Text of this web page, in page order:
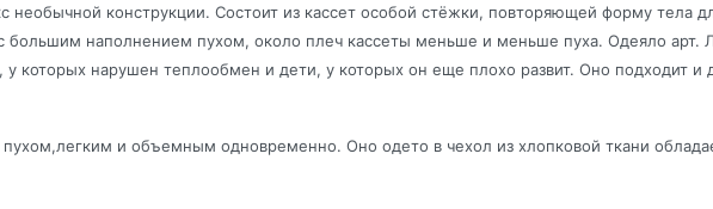
необычной конструкции. Состоит из кассет особой стёжки, повторяющей форму тела
большим наполнением пухом, около плеч кассеты меньше и меньше пуха. Одеяло арт.
нарушен теплообмен и дети, у которых он еще плохо развит. Оно подходит и
и объемным одновременно. Оно одето в чехол из хлопковой ткани